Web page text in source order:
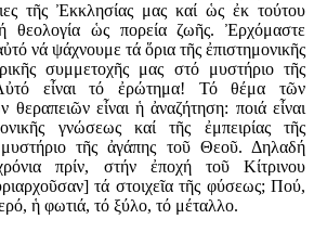
τῆς Ἐκκλησίας μας καί ὡς ἐκ τούτου
θεολογία ὡς πορεία ζωῆς. Ἐρχόμαστε
νά ψάχνουμε τά ὅρια τῆς ἐπιστημονικῆς
συμμετοχῆς μας στό μυστήριο τῆς
εἶναι τό ἐρώτημα! Τό θέμα τῶν
θεραπειῶν εἶναι ἡ ἀναζήτηση: ποιά εἶναι
γνώσεως καί τῆς ἐμπειρίας τῆς
τῆς ἀγάπης τοῦ Θεοῦ. Δηλαδή
πρίν, στήν ἐποχή τοῦ Κίτρινου
τά στοιχεῖα τῆς φύσεως; Πού,
ἡ φωτιά, τό ξύλο, τό μέταλλο.